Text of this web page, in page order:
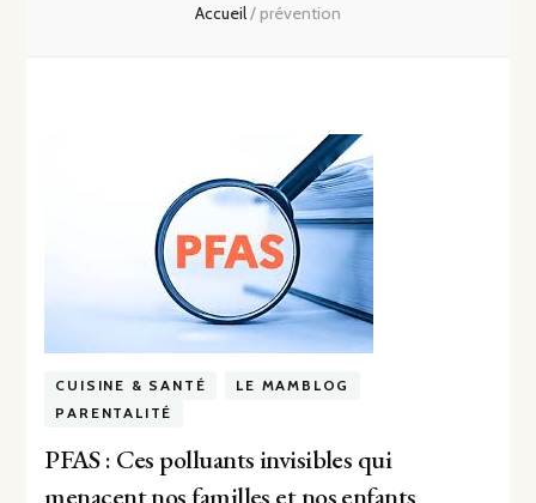
Accueil/ prévention
CUISINE & SANTÉ
LE MAMBLOG
PARENTALITÉ
PFAS : Ces polluants invisibles qui
menacent nos familles et nos enfants